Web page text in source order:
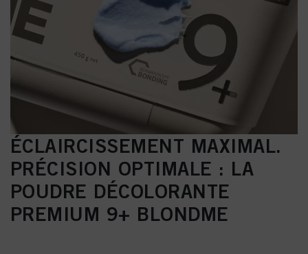
ÉCLAIRCISSEMENT MAXIMAL.
PRÉCISION OPTIMALE : LA
POUDRE DÉCOLORANTE
PREMIUM 9+ BLONDME